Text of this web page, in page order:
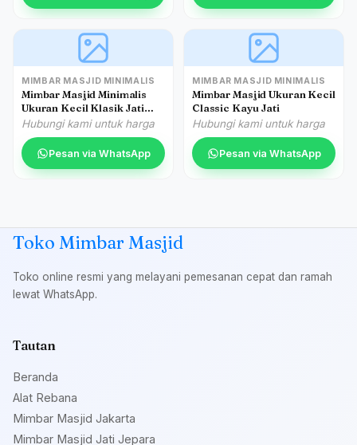
MIMBAR MASJID MINIMALIS
Mimbar Masjid Minimalis
Ukuran Kecil Klasik Jati
Jepara
Hubungi kami untuk harga
Pesan via WhatsApp
MIMBAR MASJID MINIMALIS
Mimbar Masjid Ukuran Kecil
Classic Kayu Jati
Hubungi kami untuk harga
Pesan via WhatsApp
Toko Mimbar Masjid
Toko online resmi yang melayani pemesanan cepat dan ramah
lewat WhatsApp.
Tautan
Beranda
Alat Rebana
Mimbar Masjid Jakarta
Mimbar Masjid Jati Jepara